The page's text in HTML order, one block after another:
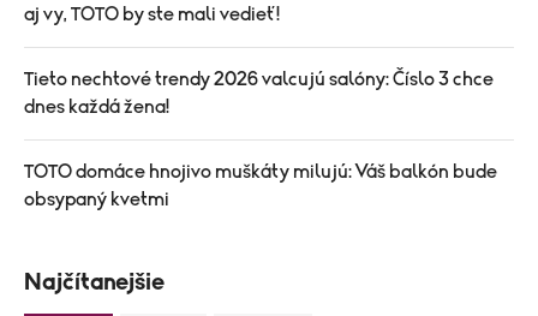
aj vy, TOTO by ste mali vedieť!
Tieto nechtové trendy 2026 valcujú salóny: Číslo 3 chce
dnes každá žena!
TOTO domáce hnojivo muškáty milujú: Váš balkón bude
obsypaný kvetmi
Najčítanejšie